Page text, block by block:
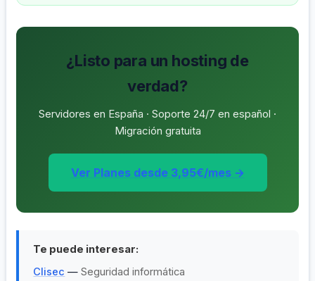
¿Listo para un hosting de
verdad?
Servidores en España · Soporte 24/7 en español ·
Migración gratuita
Ver Planes desde 3,95€/mes →
Te puede interesar:
Clisec —Seguridad informática